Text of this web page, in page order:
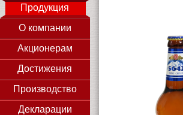
Продукция
О компании
Акционерам
Достижения
Производство
Декларации